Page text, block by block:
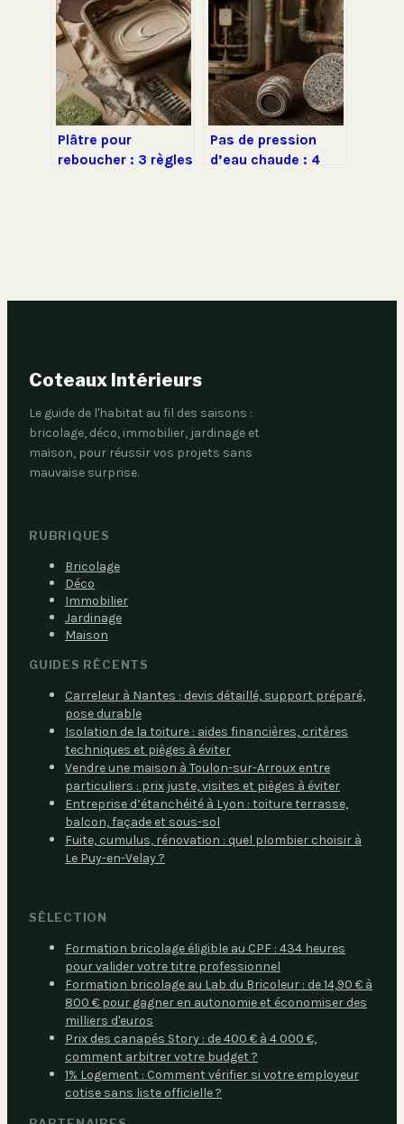
aides et bons choix
étapes clés pour
réussir votre
aménagement
Plâtre pour
reboucher : 3 règles
Pas de pression
d’eau chaude : 4
Coteaux Intérieurs
Le guide de l'habitat au fil des saisons :
bricolage, déco, immobilier, jardinage et
maison, pour réussir vos projets sans
mauvaise surprise.
RUBRIQUES
Bricolage
Déco
Immobilier
Jardinage
Maison
GUIDES RÉCENTS
Carreleur à Nantes : devis détaillé, support préparé,
pose durable
Isolation de la toiture : aides financières, critères
techniques et pièges à éviter
Vendre une maison à Toulon-sur-Arroux entre
particuliers : prix juste, visites et pièges à éviter
Entreprise d’étanchéité à Lyon : toiture terrasse,
balcon, façade et sous-sol
Fuite, cumulus, rénovation : quel plombier choisir à
Le Puy-en-Velay ?
SÉLECTION
Formation bricolage éligible au CPF : 434 heures
pour valider votre titre professionnel
Formation bricolage au Lab du Bricoleur : de 14,90 € à
800 € pour gagner en autonomie et économiser des
milliers d'euros
Prix des canapés Story : de 400 € à 4 000 €,
comment arbitrer votre budget ?
1% Logement : Comment vérifier si votre employeur
cotise sans liste officielle ?